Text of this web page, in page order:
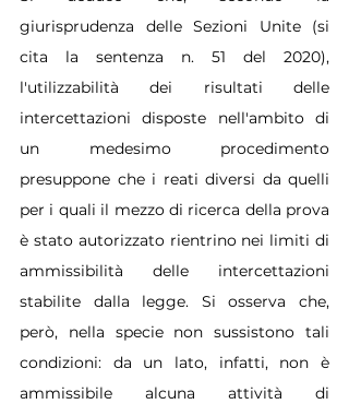
giurisprudenza delle Sezioni Unite (si
cita la sentenza n. 51 del 2020),
l'utilizzabilità dei risultati delle
intercettazioni disposte nell'ambito di
un medesimo procedimento
presuppone che i reati diversi da quelli
per i quali il mezzo di ricerca della prova
è stato autorizzato rientrino nei limiti di
ammissibilità delle intercettazioni
stabilite dalla legge. Si osserva che,
però, nella specie non sussistono tali
condizioni: da un lato, infatti, non è
ammissibile alcuna attività di